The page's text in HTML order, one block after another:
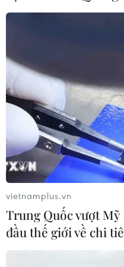
Tổng Biên tập: TRẦN TIẾN
Phó Tổng Biên tập:
THỦY
Sở hữu trí tuệ
RSS
Ngôn ngữ
Dịch vụ tin
Liên hệ
vietnamplus.vn
Trung Quốc vượt
đầu thế giới về chi